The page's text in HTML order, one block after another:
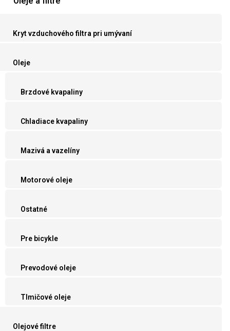
Kryt vzduchového filtra pri umývaní
Oleje
Brzdové kvapaliny
Chladiace kvapaliny
Mazivá a vazelíny
Motorové oleje
Ostatné
Pre bicykle
Prevodové oleje
Tlmičové oleje
Olejové filtre